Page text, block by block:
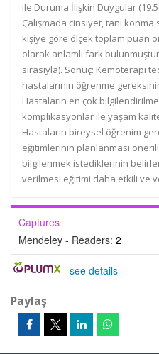
ile Duruma İlişkin Duygular
Çalışmada cinsiyet, tanı
kişiye göre ölçek toplam puan
olarak anlamlı fark bulunmuştur
sırasıyla). Sonuç: Kemoterapi
hastalarının öğrenme
Hastaların en çok
komplikasyonlar ile yaşam
Hastaların bireysel öğrenim
eğitimlerinin planlanması
bilgilenmek istediklerinin
verilmesi eğitimi daha etkili ve
Captures
Mendeley - Readers: 2
- see details
Paylaş